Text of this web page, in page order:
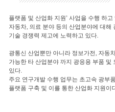
플랫폼 및 산업화 지원’ 사업을 수행 하
자동차, 의료 분야 등의 산업분야에 대해
기술 경쟁력 제고에 노력하고 있다.
광통신 산업뿐만 아니라 정보가전, 자동
가능한 타 산업분야 까지 광응용 부품 및
있다.
주요 연구개발 수행 업무는 초고속 광부
플랫폼 구축 및 이를 통한 산업화 지원이